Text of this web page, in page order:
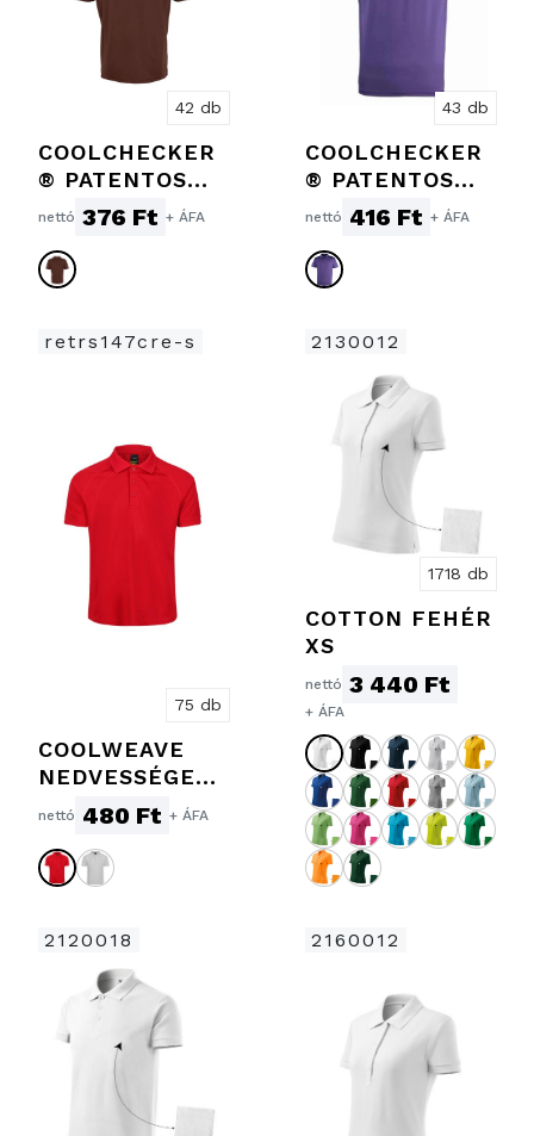
42 db
COOLCHECKER
® PATENTOS
FÉRFI PÓLÓ
nettó 376 Ft + ÁFA
43 db
COOLCHECKER
® PATENTOS
PÓLÓ
nettó 416 Ft + ÁFA
retrs147cre-s
75 db
COOLWEAVE
NEDVESSÉGELV
EZETŐ PÓLÓ
nettó 480 Ft + ÁFA
2130012
1718 db
COTTON FEHÉR
XS
nettó 3 440 Ft
+ ÁFA
2120018 2160012